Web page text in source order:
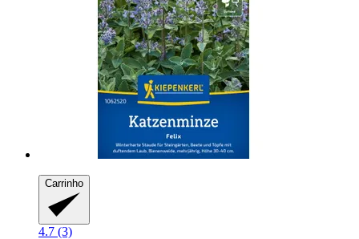
Carrinho
4.7 (3)